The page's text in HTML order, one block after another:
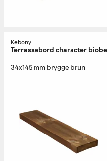
Kebony
Terrassebord character
34x145 mm brygge brun